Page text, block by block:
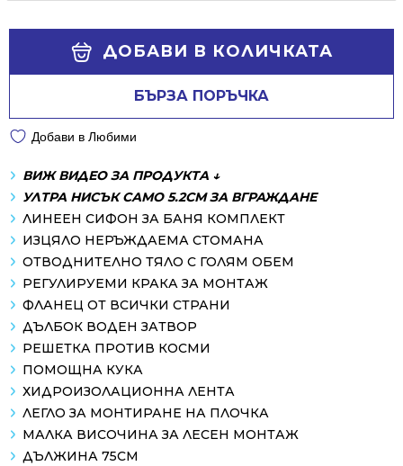
ДОБАВИ В КОЛИЧКАТА
БЪРЗА ПОРЪЧКА
Добави в Любими
ВИЖ ВИДЕО ЗА ПРОДУКТА ↓
УЛТРА НИСЪК САМО 5.2СМ ЗА ВГРАЖДАНЕ
ЛИНЕЕН СИФОН ЗА БАНЯ КОМПЛЕКТ
ИЗЦЯЛО НЕРЪЖДАЕМА СТОМАНА
ОТВОДНИТЕЛНО ТЯЛО С ГОЛЯМ ОБЕМ
РЕГУЛИРУЕМИ КРАКА ЗА МОНТАЖ
ФЛАНЕЦ ОТ ВСИЧКИ СТРАНИ
ДЪЛБОК ВОДЕН ЗАТВОР
РЕШЕТКА ПРОТИВ КОСМИ
ПОМОЩНА КУКА
ХИДРОИЗОЛАЦИОННА ЛЕНТА
ЛЕГЛО ЗА МОНТИРАНЕ НА ПЛОЧКА
МАЛКА ВИСОЧИНА ЗА ЛЕСЕН МОНТАЖ
ДЪЛЖИНА 75СМ